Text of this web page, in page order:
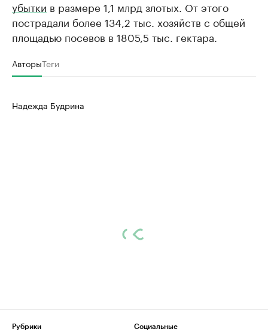
убытки в размере 1,1 млрд злотых. От этого
пострадали более 134,2 тыс. хозяйств с общей
площадью посевов в 1805,5 тыс. гектара.
АвторыТеги
Надежда Будрина
Рубрики
Социальные